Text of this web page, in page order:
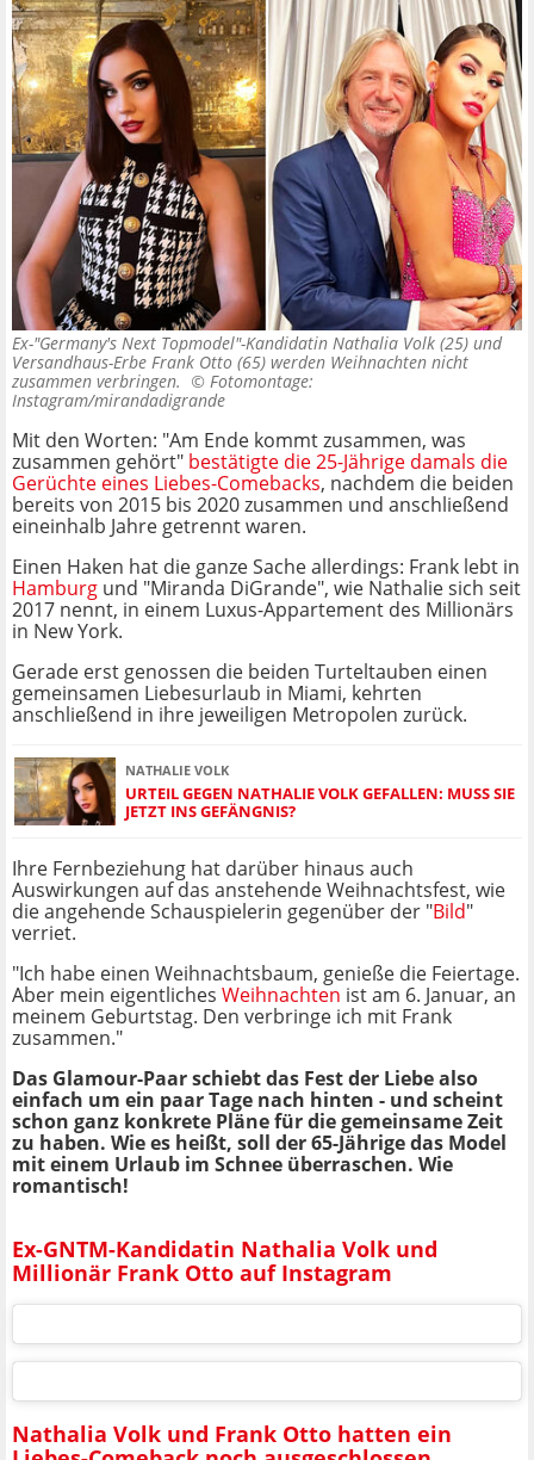
Ex-"Germany's Next Topmodel"-Kandidatin Nathalia Volk (25) und
Versandhaus-Erbe Frank Otto (65) werden Weihnachten nicht
zusammen verbringen. © Fotomontage:
Instagram/mirandadigrande
Mit den Worten: "Am Ende kommt zusammen, was
zusammen gehört" bestätigte die 25-Jährige damals die
Gerüchte eines Liebes-Comebacks, nachdem die beiden
bereits von 2015 bis 2020 zusammen und anschließend
eineinhalb Jahre getrennt waren.
Einen Haken hat die ganze Sache allerdings: Frank lebt in
Hamburg und "Miranda DiGrande", wie Nathalie sich seit
2017 nennt, in einem Luxus-Appartement des Millionärs
in New York.
Gerade erst genossen die beiden Turteltauben einen
gemeinsamen Liebesurlaub in Miami, kehrten
anschließend in ihre jeweiligen Metropolen zurück.
NATHALIE VOLK
URTEIL GEGEN NATHALIE VOLK GEFALLEN: MUSS SIE
JETZT INS GEFÄNGNIS?
Ihre Fernbeziehung hat darüber hinaus auch
Auswirkungen auf das anstehende Weihnachtsfest, wie
die angehende Schauspielerin gegenüber der "Bild"
verriet.
"Ich habe einen Weihnachtsbaum, genieße die Feiertage.
Aber mein eigentliches Weihnachten ist am 6. Januar, an
meinem Geburtstag. Den verbringe ich mit Frank
zusammen."
Das Glamour-Paar schiebt das Fest der Liebe also
einfach um ein paar Tage nach hinten - und scheint
schon ganz konkrete Pläne für die gemeinsame Zeit
zu haben. Wie es heißt, soll der 65-Jährige das Model
mit einem Urlaub im Schnee überraschen. Wie
romantisch!
Ex-GNTM-Kandidatin Nathalia Volk und
Millionär Frank Otto auf Instagram
Nathalia Volk und Frank Otto hatten ein